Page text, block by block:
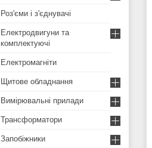
Роз'єми і з'єднувачі
Електродвигуни та
комплектуючі
Електромагніти
Щитове обладнання
Вимірювальні прилади
Трансформатори
Запобіжники